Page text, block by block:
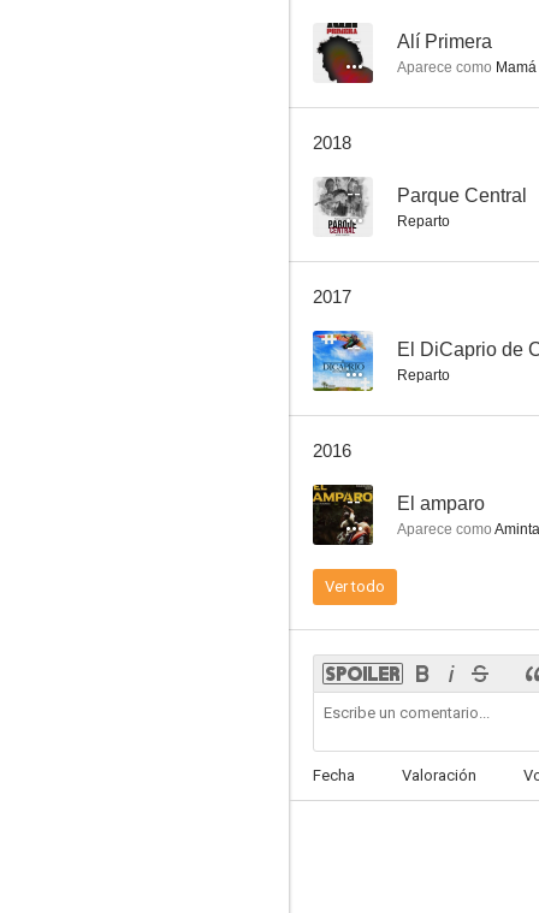
-- Alí Primera
Aparece como
2018
-- Parque Central
Reparto
2017
-- El DiCaprio de
Reparto
2016
-- El amparo
Aparece como Aminta
Ver todo
Fecha Valoración